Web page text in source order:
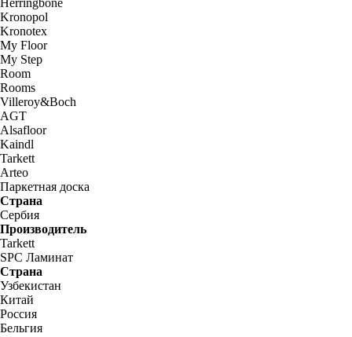
Herringbone
Kronopol
Kronotex
My Floor
My Step
Room
Rooms
Villeroy&Boch
AGT
Alsafloor
Kaindl
Tarkett
Arteo
Паркетная доска
Страна
Сербия
Производитель
Tarkett
SPC Ламинат
Страна
Узбекистан
Китай
Россия
Бельгия